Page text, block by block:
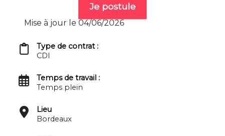
Je postule
Mise à jour le 04/06/2026
Type de contrat :
CDI
Temps de travail :
Temps plein
Lieu
Bordeaux